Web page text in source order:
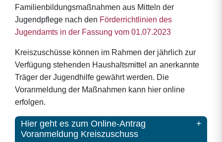
Familienbildungsmaßnahmen aus Mitteln der
Jugendpflege nach den Förderrichtlinien des
Jugendamts in der Fassung vom 01.07.2023
Kreiszuschüsse können im Rahmen der jährlich zur
Verfügung stehenden Haushaltsmittel an anerkannte
Träger der Jugendhilfe gewährt werden. Die
Voranmeldung der Maßnahmen kann hier online
erfolgen.
Hier geht es zum Online-Antrag
Voranmeldung Kreiszuschuss